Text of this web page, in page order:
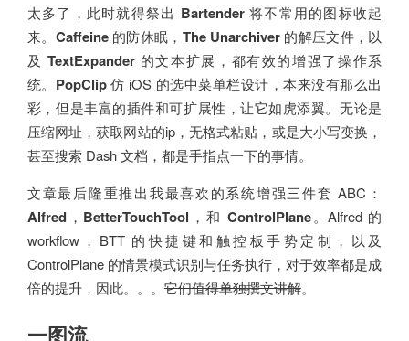
太多了，此时就得祭出 Bartender将不常用的图标收起
来。 Caffeine的防休眠， The Unarchiver的解压文件，以
及TextExpander 的文本扩展，都有效的增强了操作系
统。 PopClip仿 iOS 的选中菜单栏设计，本来没有那么出
彩，但是丰富的插件和可扩展性，让它如虎添翼。无论是
压缩网址，获取网站的ip，无格式粘贴，或是大小写变换，
甚至搜索 Dash 文档，都是手指点一下的事情。
文章最后隆重推出我最喜欢的系统增强三件套 ABC：
Alfred， BetterTouchTool ，和 ControlPlane。Alfred 的
workflow，BTT 的快捷键和触控板手势定制，以及
ControlPlane 的情景模式识别与任务执行，对于效率都是成
倍的提升，因此。。。它们值得单独撰文讲解。
一图流